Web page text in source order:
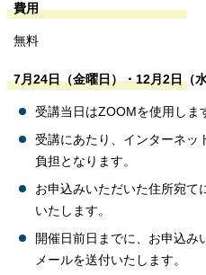
費用
無料
7月24日（金曜日）・12月2日（
受講当日はZOOMを使用しま
受講にあたり、インターネッ
負担となります。
お申込みいただいた住所宛て
いたします。
開催日前日までに、お申込み
メールを送付いたします。